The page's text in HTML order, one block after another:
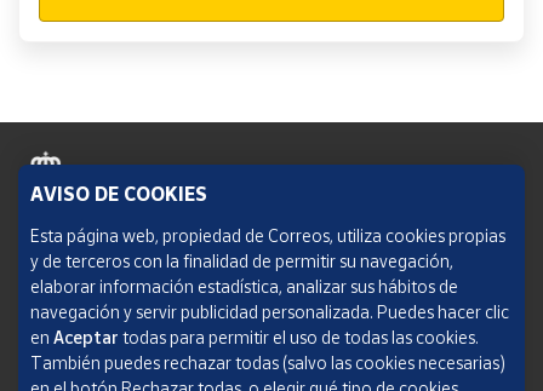
Política de cookies
Aviso legal
Condiciones del servicio
Política de Privacidad Web
AVISO DE COOKIES
Esta página web, propiedad de Correos, utiliza cookies propias
y de terceros con la finalidad de permitir su navegación,
elaborar información estadística, analizar sus hábitos de
navegación y servir publicidad personalizada. Puedes hacer clic
en Aceptar todas para permitir el uso de todas las cookies.
También puedes rechazar todas (salvo las cookies necesarias)